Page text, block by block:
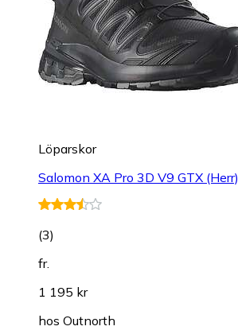
Löparskor
Salomon XA Pro 3D V9 GTX (Herr)
(3)
fr.
1 195 kr
hos Outnorth